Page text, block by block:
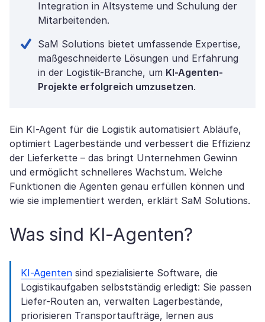
Integration in Altsysteme und Schulung der
Mitarbeitenden.
SaM Solutions bietet umfassende Expertise,
maßgeschneiderte Lösungen und Erfahrung
in der Logistik-Branche, um KI-Agenten-
Projekte erfolgreich umzusetzen.
Ein KI-Agent für die Logistik automatisiert Abläufe,
optimiert Lagerbestände und verbessert die Effizienz
der Lieferkette – das bringt Unternehmen Gewinn
und ermöglicht schnelleres Wachstum. Welche
Funktionen die Agenten genau erfüllen können und
wie sie implementiert werden, erklärt SaM Solutions.
Was sind KI-Agenten?
KI-Agenten sind spezialisierte Software, die
Logistikaufgaben selbstständig erledigt: Sie passen
Liefer-Routen an, verwalten Lagerbestände,
priorisieren Transportaufträge, lernen aus